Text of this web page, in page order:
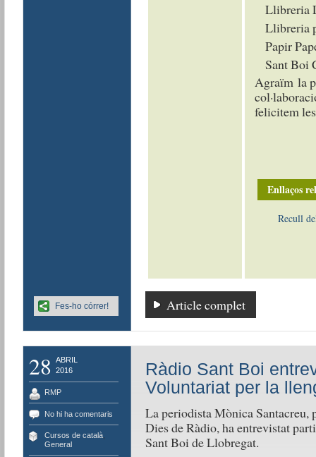
Llibreria
Llibreria
Papir
Sant Boi
Agraïm la
felicitem
Enllaços
Recull
Article complet
Fes-ho córrer!
28
ABRIL
2016
RMP
No hi ha comentaris
Cursos de català,
General
Ràdio Sant Boi
Voluntariat per la
La periodista Mònica Santacreu,
Dies de Ràdio, ha entrevistat
Sant Boi de Llobregat.